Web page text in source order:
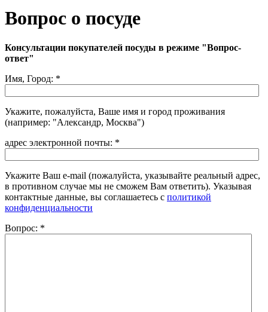
Вопрос о посуде
Консультации покупателей посуды в режиме "Вопрос-
ответ"
Имя, Город: *
Укажите, пожалуйста, Ваше имя и город проживания
(например: "Александр, Москва")
адрес электронной почты: *
Укажите Ваш e-mail (пожалуйста, указывайте реальный адрес,
в противном случае мы не сможем Вам ответить). Указывая
контактные данные, вы соглашаетесь с политикой
конфиденциальности
Вопрос: *